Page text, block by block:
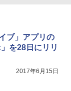
ブ」アプリの
を28日にリリ
2017年6月15日